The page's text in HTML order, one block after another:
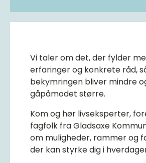
Vi taler om det, der fylder
erfaringer og konkrete råd,
bekymringen bliver mindre
gåpåmodet større.
Kom og hør livseksperter,
fagfolk fra Gladsaxe
om muligheder, rammer og
der kan styrke dig i